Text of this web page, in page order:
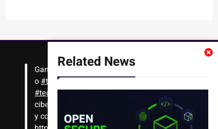
Related News
Gana #Bitcoin solo con leer artículos, noticias
o#tutoriales
#tecnología,#criptomonedas, seguridad
cibernética y más!! Sólo tienes que registrarte
y comenzar a navegar